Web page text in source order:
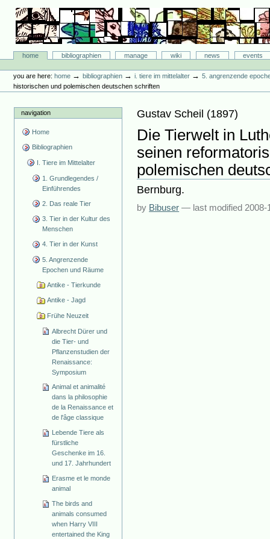
content.
navigation
Bibliographie-Portal
Sectionshome bibliographien manage wiki news
events
tools
you are here: home →bibliographien →i. tiere im mittelalter →5. angrenzende
historischen und polemischen deutschen schriften
navigation
Home
Bibliographien
I. Tiere im Mittelalter
1. Grundlegendes /
Einführendes
2. Das reale Tier
3. Tier in der Kultur des
Menschen
4. Tier in der Kunst
5. Angrenzende
Epochen und Räume
Antike - Tierkunde
Antike - Jagd
Frühe Neuzeit
Albrecht Dürer und
die Tier- und
Pflanzenstudien der
Renaissance:
Symposium
Animal et animalité
dans la philosophie
de la Renaissance et
de l'âge classique
Lebende Tiere als
fürstliche
Geschenke im 16.
und 17. Jahrhundert
Erasme et le monde
animal
The birds and
animals consumed
when Harry VIII
entertained the King
Gustav Scheil (1897)
Die Tierwelt in
seinen
polemischen
Bernburg.
by Bibuser — last modified 2008-